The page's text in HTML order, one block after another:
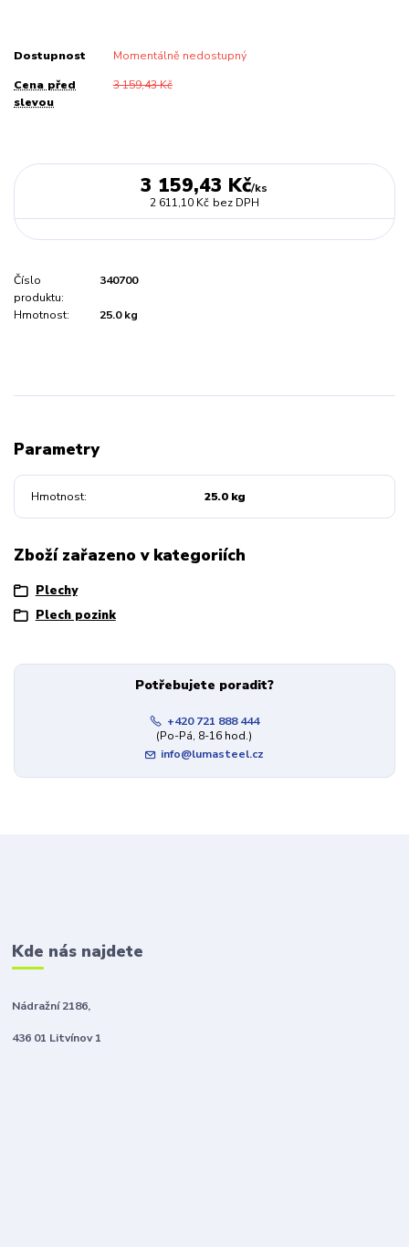
Dostupnost Momentálně nedostupný
Cena před
slevou
3 159,43 Kč
3 159,43 Kč/ks
2 611,10 Kč bez DPH
Číslo
produktu:
340700
Hmotnost: 25.0 kg
Parametry
Hmotnost 25.0 kg
Zboží zařazeno v kategoriích
Plechy
Plech pozink
Potřebujete poradit?
+420 721 888 444
(Po-Pá, 8-16 hod.)
info@lumasteel.cz
Kde nás najdete
Nádražní 2186,
436 01 Litvínov 1